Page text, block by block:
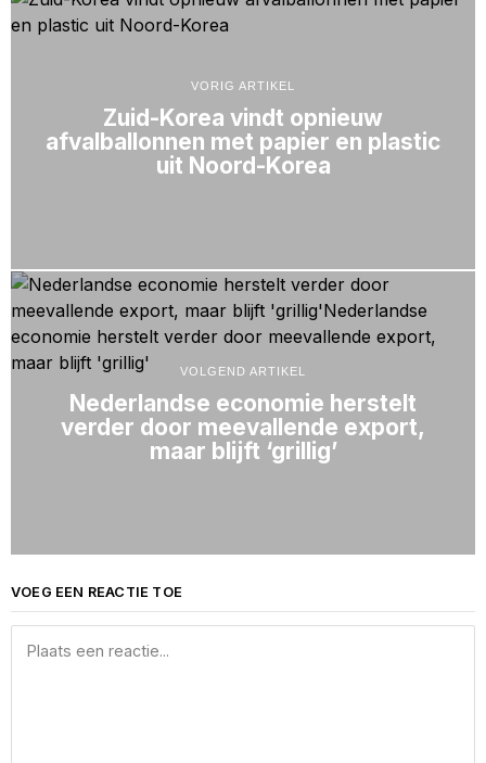
VORIG ARTIKEL
Zuid-Korea vindt opnieuw
afvalballonnen met papier en plastic
uit Noord-Korea
VOLGEND ARTIKEL
Nederlandse economie herstelt
verder door meevallende export,
maar blijft ‘grillig’
VOEG EEN REACTIE TOE